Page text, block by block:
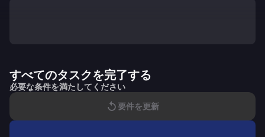
すべてのタスクを完了する
必要な条件を満たしてください
要件を更新